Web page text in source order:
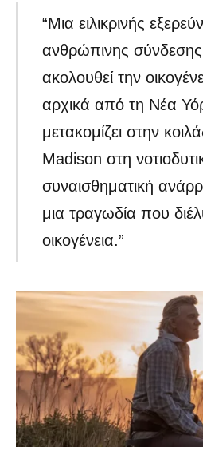
“Μια ειλικρινής
ανθρώπινης
ακολουθεί την
αρχικά από τη Νέα
μετακομίζει στην
Madison στη
συναισθηματική
μια τραγωδία που
οικογένεια.”